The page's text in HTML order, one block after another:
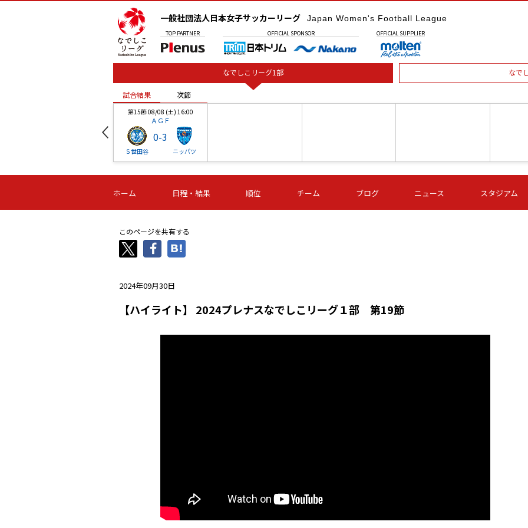
一般社団法人日本女子サッカーリーグ Japan Women's Football League
TOP PARTNER OFFICIAL SPONSOR OFFICIAL SUPPLIER
なでしこリーグ1部 なで
試合結果 次節
第15節 08/08 (土) 16:00
ＡＧＦ
Ｓ世田谷
0-3
ニッパツ
-
第16節 09/05 (土) 15:00
ニッパツ
ニッパツ
-
名古屋
第16節 09/05 (土) 15:00
石人の星
-
第16節 09/05 (土) 16:00
ＡＧＦ
-
いちご
-
第16
試合結果 次節
ホーム 日程・結果 順位 チーム ブログ ニュース スタジアム
このページを共有する
2024年09月30日
【ハイライト】 2024プレナスなでしこリーグ１部 第19節